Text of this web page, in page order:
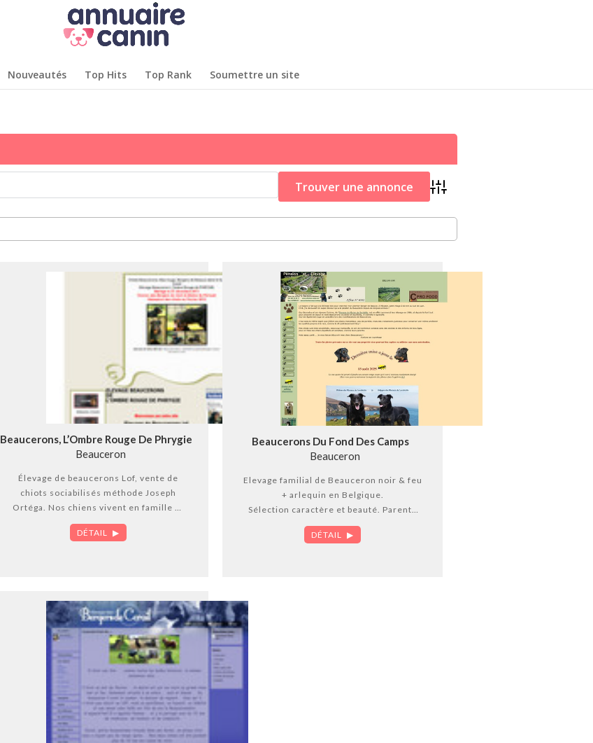
Nouveautés Top Hits Top Rank Soumettre un site
Advanced Search
Beaucerons, L’Ombre Rouge De Phrygie
Beauceron
Élevage de beaucerons Lof, vente de
chiots sociabilisés méthode Joseph
Ortéga. Nos chiens vivent en famille et
nos mariages sont réfléchis pour vous
offrir de beaux et bons compagnons.
DÉTAIL
Beaucerons Du Fond Des Camps
Beauceron
Elevage familial de Beauceron noir & feu
+ arlequin en Belgique.
Sélection caractère et beauté. Parents
indemnes de dysplasie ayant obtenu les
cotations françaises.
Nombreuses photos et résultats d’expos
DÉTAIL